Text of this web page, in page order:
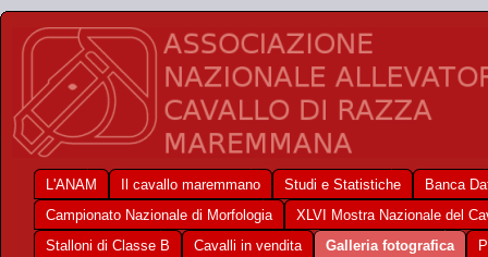
L'ANAM Il cavallo maremmano Studi e Statistiche
Banca
Campionato Nazionale di Morfologia
XLVI Mostra Nazionale del
Stalloni di Classe B
Cavalli in vendita Galleria fotografica